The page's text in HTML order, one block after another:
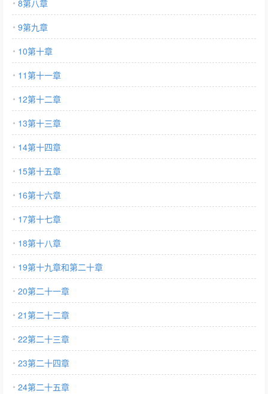
8第八章
9第九章
10第十章
11第十一章
12第十二章
13第十三章
14第十四章
15第十五章
16第十六章
17第十七章
18第十八章
19第十九章和第二十章
20第二十一章
21第二十二章
22第二十三章
23第二十四章
24第二十五章